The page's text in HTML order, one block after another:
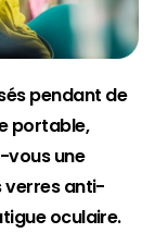
pendant de
portable,
vous une
verres anti-
oculaire.